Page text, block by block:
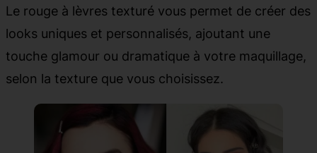
Le rouge à lèvres texturé vous permet de créer des
looks uniques et personnalisés, ajoutant une
touche glamour ou dramatique à votre maquillage,
selon la texture que vous choisissez.